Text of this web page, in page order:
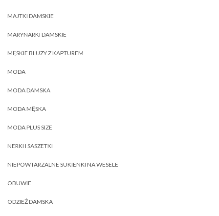
MAJTKI DAMSKIE
MARYNARKI DAMSKIE
MĘSKIE BLUZY Z KAPTUREM
MODA
MODA DAMSKA
MODA MĘSKA
MODA PLUS SIZE
NERKI I SASZETKI
NIEPOWTARZALNE SUKIENKI NA WESELE
OBUWIE
ODZIEŻ DAMSKA